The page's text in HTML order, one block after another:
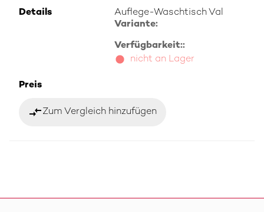
Details
Auflege-Waschtisch Val
Variante:
Verfügbarkeit::
nicht an Lager
Preis
compare_arrowsZum Vergleich hinzufügen